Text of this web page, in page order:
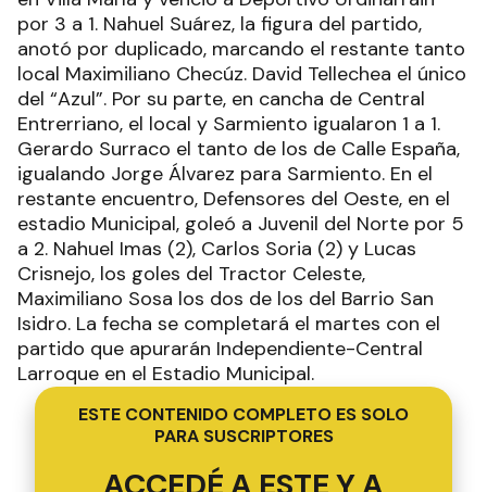
por 3 a 1. Nahuel Suárez, la figura del partido,
anotó por duplicado, marcando el restante tanto
local Maximiliano Checúz. David Tellechea el único
del “Azul”. Por su parte, en cancha de Central
Entrerriano, el local y Sarmiento igualaron 1 a 1.
Gerardo Surraco el tanto de los de Calle España,
igualando Jorge Álvarez para Sarmiento. En el
restante encuentro, Defensores del Oeste, en el
estadio Municipal, goleó a Juvenil del Norte por 5
a 2. Nahuel Imas (2), Carlos Soria (2) y Lucas
Crisnejo, los goles del Tractor Celeste,
Maximiliano Sosa los dos de los del Barrio San
Isidro. La fecha se completará el martes con el
partido que apurarán Independiente-Central
Larroque en el Estadio Municipal.
ESTE CONTENIDO COMPLETO ES SOLO
PARA SUSCRIPTORES